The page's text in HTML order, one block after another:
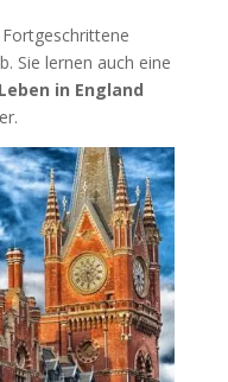
Sie lernen auch eine
Leben in England